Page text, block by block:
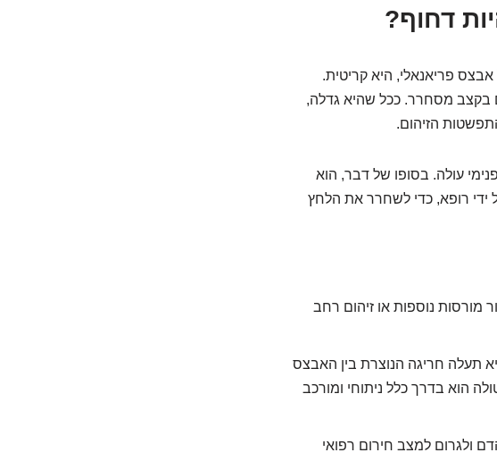
פריאנאלי, היא קריטית.
בקצב מסחרר. ככל שהיא גדלה,
הזיהום.
עולה. בסופו של דבר, הוא
ידי רופא, כדי לשחרר את הלחץ
מורסות נוספות או זיהום רחב
תעלה חריגה הנוצרת בין האבצס
הוא בדרך כלל ניתוחי ומורכב
ולגרום למצב חירום רפואי